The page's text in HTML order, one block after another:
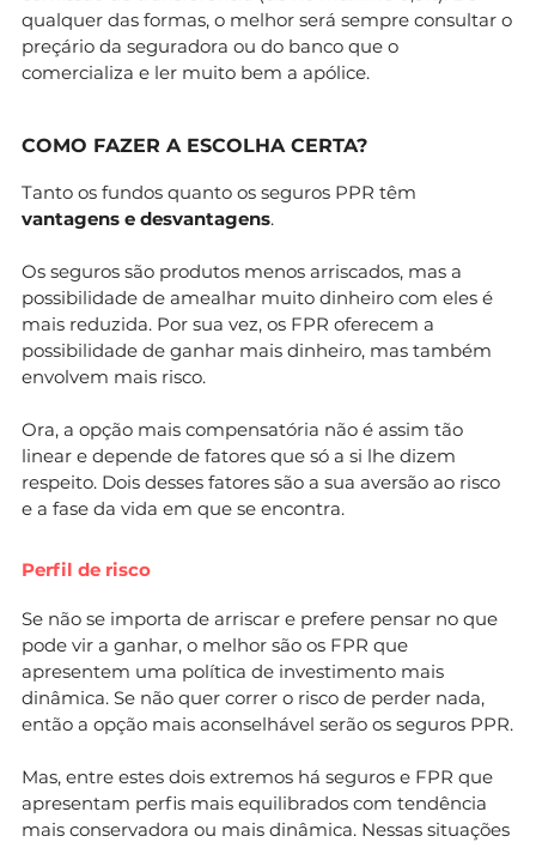
qualquer das formas, o melhor será sempre consultar o
preçário da seguradora ou do banco que o
comercializa e ler muito bem a apólice.
COMO FAZER A ESCOLHA CERTA?
Tanto os fundos quanto os seguros PPR têm
vantagens e desvantagens.
Os seguros são produtos menos arriscados, mas a
possibilidade de amealhar muito dinheiro com eles é
mais reduzida. Por sua vez, os FPR oferecem a
possibilidade de ganhar mais dinheiro, mas também
envolvem mais risco.
Ora, a opção mais compensatória não é assim tão
linear e depende de fatores que só a si lhe dizem
respeito. Dois desses fatores são a sua aversão ao risco
e a fase da vida em que se encontra.
Perfil de risco
Se não se importa de arriscar e prefere pensar no que
pode vir a ganhar, o melhor são os FPR que
apresentem uma política de investimento mais
dinâmica. Se não quer correr o risco de perder nada,
então a opção mais aconselhável serão os seguros PPR.
Mas, entre estes dois extremos há seguros e FPR que
apresentam perfis mais equilibrados com tendência
mais conservadora ou mais dinâmica. Nessas situações